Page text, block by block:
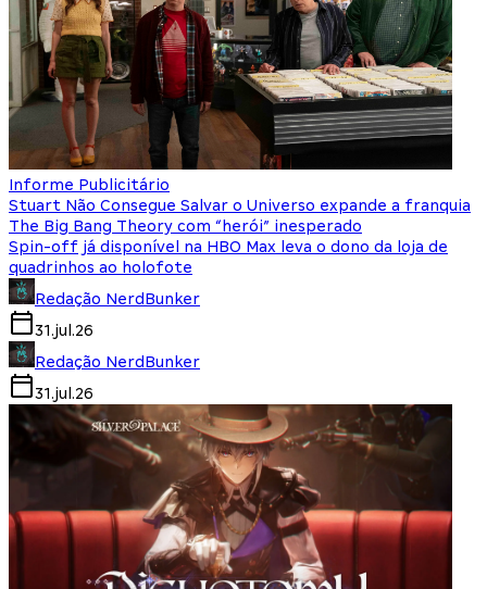
Informe Publicitário
Stuart Não Consegue Salvar o Universo expande a franquia
The Big Bang Theory com “herói” inesperado
Spin-off já disponível na HBO Max leva o dono da loja de
quadrinhos ao holofote
Redação NerdBunker
31.jul.26
Redação NerdBunker
31.jul.26